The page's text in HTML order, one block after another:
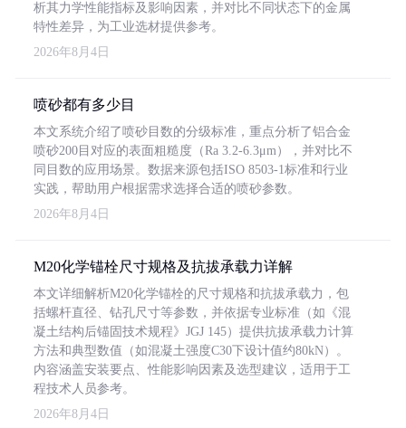
析其力学性能指标及影响因素，并对比不同状态下的金属
特性差异，为工业选材提供参考。
2026年8月4日
喷砂都有多少目
本文系统介绍了喷砂目数的分级标准，重点分析了铝合金
喷砂200目对应的表面粗糙度（Ra 3.2-6.3μm），并对比不
同目数的应用场景。数据来源包括ISO 8503-1标准和行业
实践，帮助用户根据需求选择合适的喷砂参数。
2026年8月4日
M20化学锚栓尺寸规格及抗拔承载力详解
本文详细解析M20化学锚栓的尺寸规格和抗拔承载力，包
括螺杆直径、钻孔尺寸等参数，并依据专业标准（如《混
凝土结构后锚固技术规程》JGJ 145）提供抗拔承载力计算
方法和典型数值（如混凝土强度C30下设计值约80kN）。
内容涵盖安装要点、性能影响因素及选型建议，适用于工
程技术人员参考。
2026年8月4日